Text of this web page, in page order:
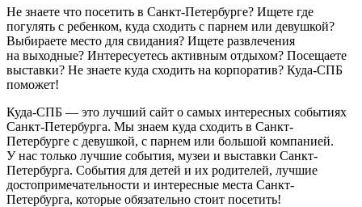
Не знаете что посетить в Санкт-Петербурге? Ищете где
погулять с ребенком, куда сходить с парнем или девушкой?
Выбираете место для свидания? Ищете развлечения
на выходные? Интересуетесь активным отдыхом? Посещаете
выставки? Не знаете куда сходить на корпоратив? Куда-СПБ
поможет!
Куда-СПБ — это лучший сайт о самых интересных событиях
Санкт-Петербурга. Мы знаем куда сходить в Санкт-
Петербурге с девушкой, с парнем или большой компанией.
У нас только лучшие события, музеи и выставки Санкт-
Петербурга. События для детей и их родителей, лучшие
достопримечательности и интересные места Санкт-
Петербурга, которые обязательно стоит посетить!